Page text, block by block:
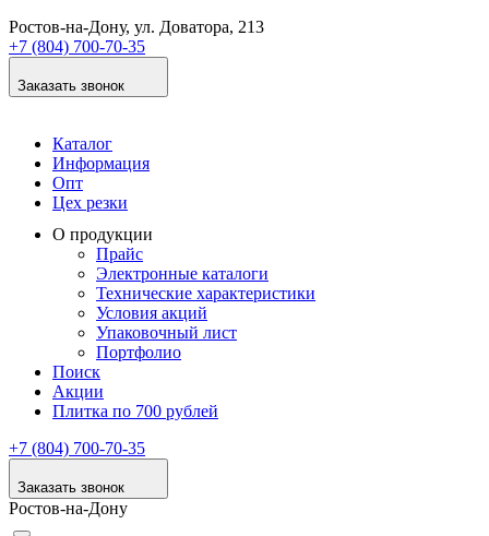
Ростов-на-Дону, ул. Доватора, 213
+7 (804) 700-70-35
Заказать звонок
Каталог
Информация
Опт
Цех резки
О продукции
Прайс
Электронные каталоги
Технические характеристики
Условия акций
Упаковочный лист
Портфолио
Поиск
Акции
Плитка по 700 рублей
+7 (804) 700-70-35
Заказать звонок
Ростов-на-Дону